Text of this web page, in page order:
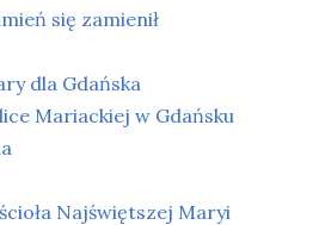
się zamienił
dla Gdańska
Mariackiej w Gdańsku
Najświętszej Maryi